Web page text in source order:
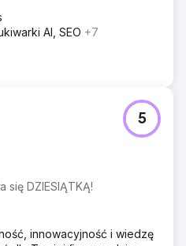
AI, SEO +7
się DZIESIĄTKĄ!
5
innowacyjność i wiedzę